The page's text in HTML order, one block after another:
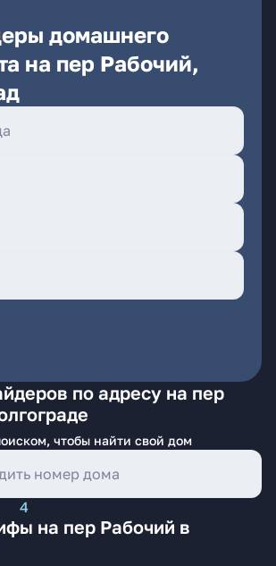
домашнего
на пер Рабочий,
по адресу на пер
чтобы найти свой дом
4
на пер Рабочий в